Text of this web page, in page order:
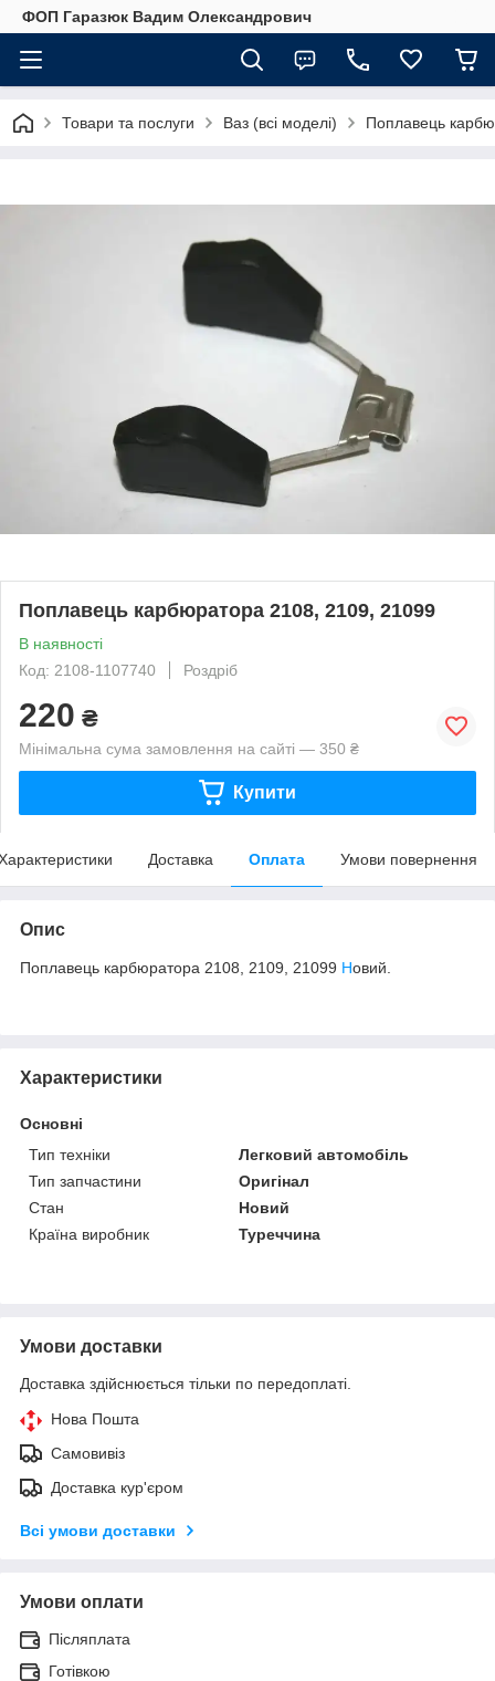
ФОП Гаразюк Вадим Олександрович
Товари та послуги Ваз (всі моделі) Поплавець
Поплавець карбюратора 2108, 2109, 21099
В наявності
Код: 2108-1107740
Роздріб
220 ₴
Мінімальна сума замовлення на сайті — 350 ₴
Купити
Доставка Оплата Умови повернення
Опис
Поплавець карбюратора 2108, 2109, 21099 Новий.
Характеристики
Основні
Тип техніки
Легковий автомобіль
Тип запчастини
Оригінал
Стан
Новий
Країна виробник
Туреччина
Умови доставки
Доставка здійснюється тільки по передоплаті.
Нова Пошта
Самовивіз
Доставка кур'єром
Всі умови доставки
Умови оплати
Післяплата
Готівкою